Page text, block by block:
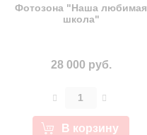
Фотозона "Наша любимая
школа"
28 000 руб.
В корзину